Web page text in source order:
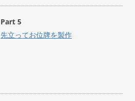
Part 5
先立ってお位牌を製作